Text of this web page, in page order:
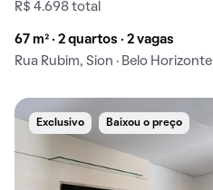
R$ 4.698 total
67 m² · 2 quartos · 2 vagas
Rua Rubim, Sion · Belo Horizonte
Exclusivo Baixou o preço